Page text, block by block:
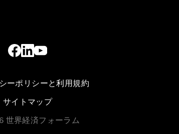
ーポリシーと利用規約
サイトマップ
世界経済フォーラム